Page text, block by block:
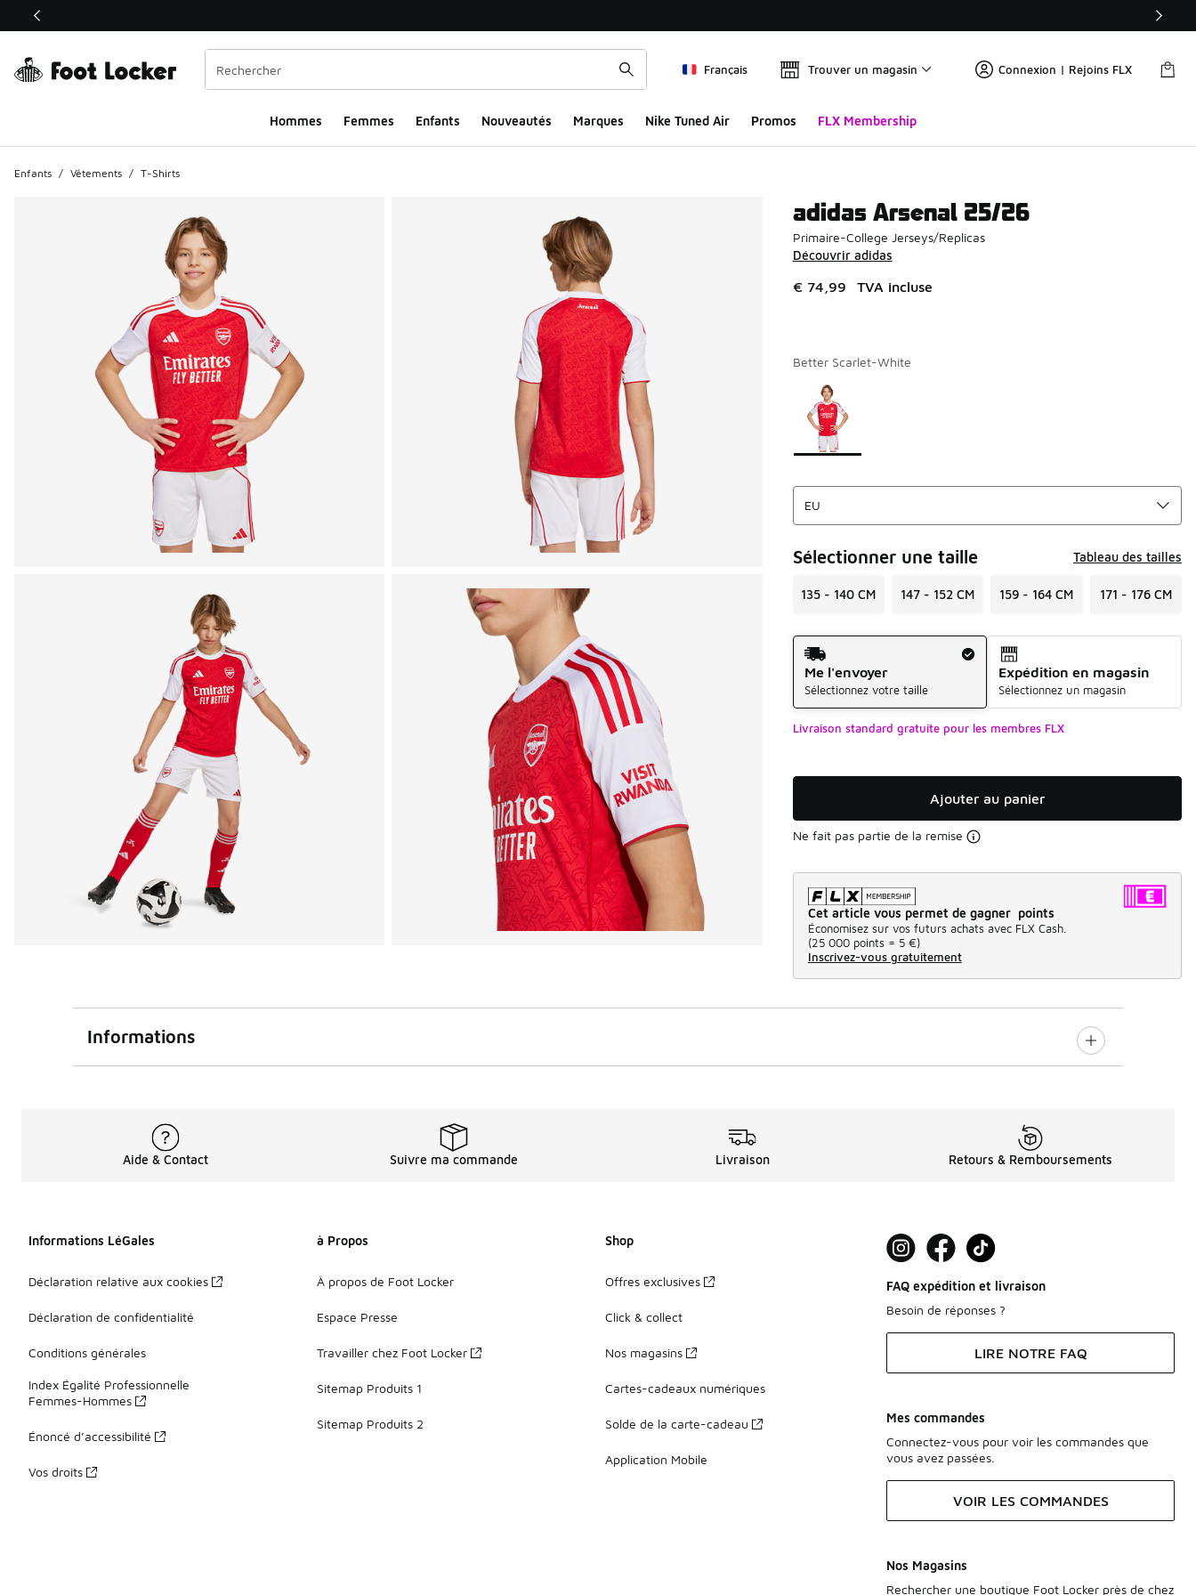
Ce lien ouvrira une nouvelle fenêtre
Français Trouver un magasin Connexion | Rejoins FLX
Hommes​ Femmes Enfants Nouveautés Marques Nike Tuned Air Promos FLX Membership
Enfants / Vêtements / T-Shirts
adidas Arsenal 25/26
Primaire-College Jerseys/Replicas
Découvrir adidas
€ 74,99 TVA incluse
Better Scarlet-White
Page 1 sur 1 affichant 1 à 1 des 1 couleurs.
Merci de sélectionner un style
Sélectionner une taille Tableau des tailles
135 - 140 CM 147 - 152 CM 159 - 164 CM 171 - 176 CM
Mode d'expédition
Me l'envoyer
Sélectionnez votre taille
Expédition en magasin
Sélectionnez un magasin
Livraison standard gratuite pour les membres FLX
Ajouter au panier
Ne fait pas partie de la remise
Cet article vous permet de gagner points
Économisez sur vos futurs achats avec FLX Cash.
(25 000 points = 5 €)
Inscrivez-vous gratuitement
Informations
Aide & Contact Suivre ma commande Livraison Retours & Remboursements
Informations LéGales
Déclaration relative aux cookies
Déclaration de confidentialité
Conditions générales
Index Égalité Professionnelle
Femmes-Hommes
Énoncé d’accessibilité
Vos droits
à Propos
À propos de Foot Locker
Espace Presse
Travailler chez Foot Locker
Sitemap Produits 1
Sitemap Produits 2
Shop
Offres exclusives
Click & collect
Nos magasins
Cartes-cadeaux numériques
Solde de la carte-cadeau
Application Mobile
FAQ expédition et livraison
Besoin de réponses ?
LIRE NOTRE FAQ
Mes commandes
Connectez-vous pour voir les commandes que
vous avez passées.
VOIR LES COMMANDES
Nos Magasins
Rechercher une boutique Foot Locker près de chez